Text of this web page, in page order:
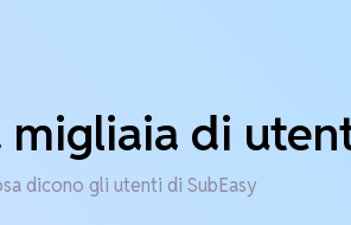
migliaia di
dicono gli utenti di SubEasy